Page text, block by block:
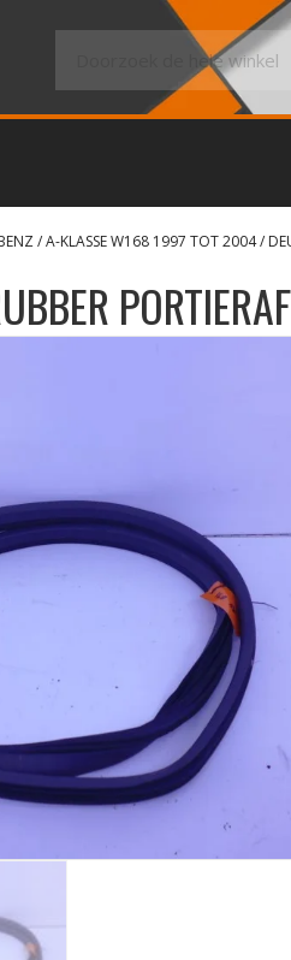
/A-KLASSE W168 1997 TOT 2004/